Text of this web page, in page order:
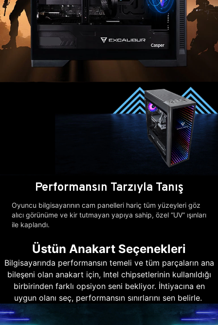
Performansın Tarzıyla Tanış
Oyuncu bilgisayarının cam panelleri hariç tüm yüzeyleri göz
alıcı görünüme ve kir tutmayan yapıya sahip, özel “UV” ışınları
ile kaplandı.
Üstün Anakart Seçenekleri
Bilgisayarında performansın temeli ve tüm parçaların ana
bileşeni olan anakart için, Intel chipsetlerinin kullanıldığı
birbirinden farklı opsiyon seni bekliyor. İhtiyacına en
uygun olanı seç, performansın sınırlarını sen belirle.